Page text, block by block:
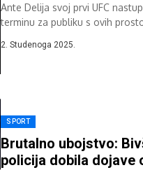
Ante Delija svoj prvi UFC
terminu za publiku s ovih
2. Studenoga 2025.
SPORT
Brutalno ubojstvo:
policija dobila dojave